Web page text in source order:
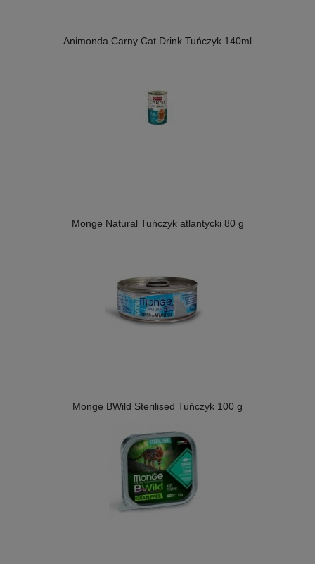
Animonda Carny Cat Drink Tuńczyk 140ml
Monge Natural Tuńczyk atlantycki 80 g
Monge BWild Sterilised Tuńczyk 100 g